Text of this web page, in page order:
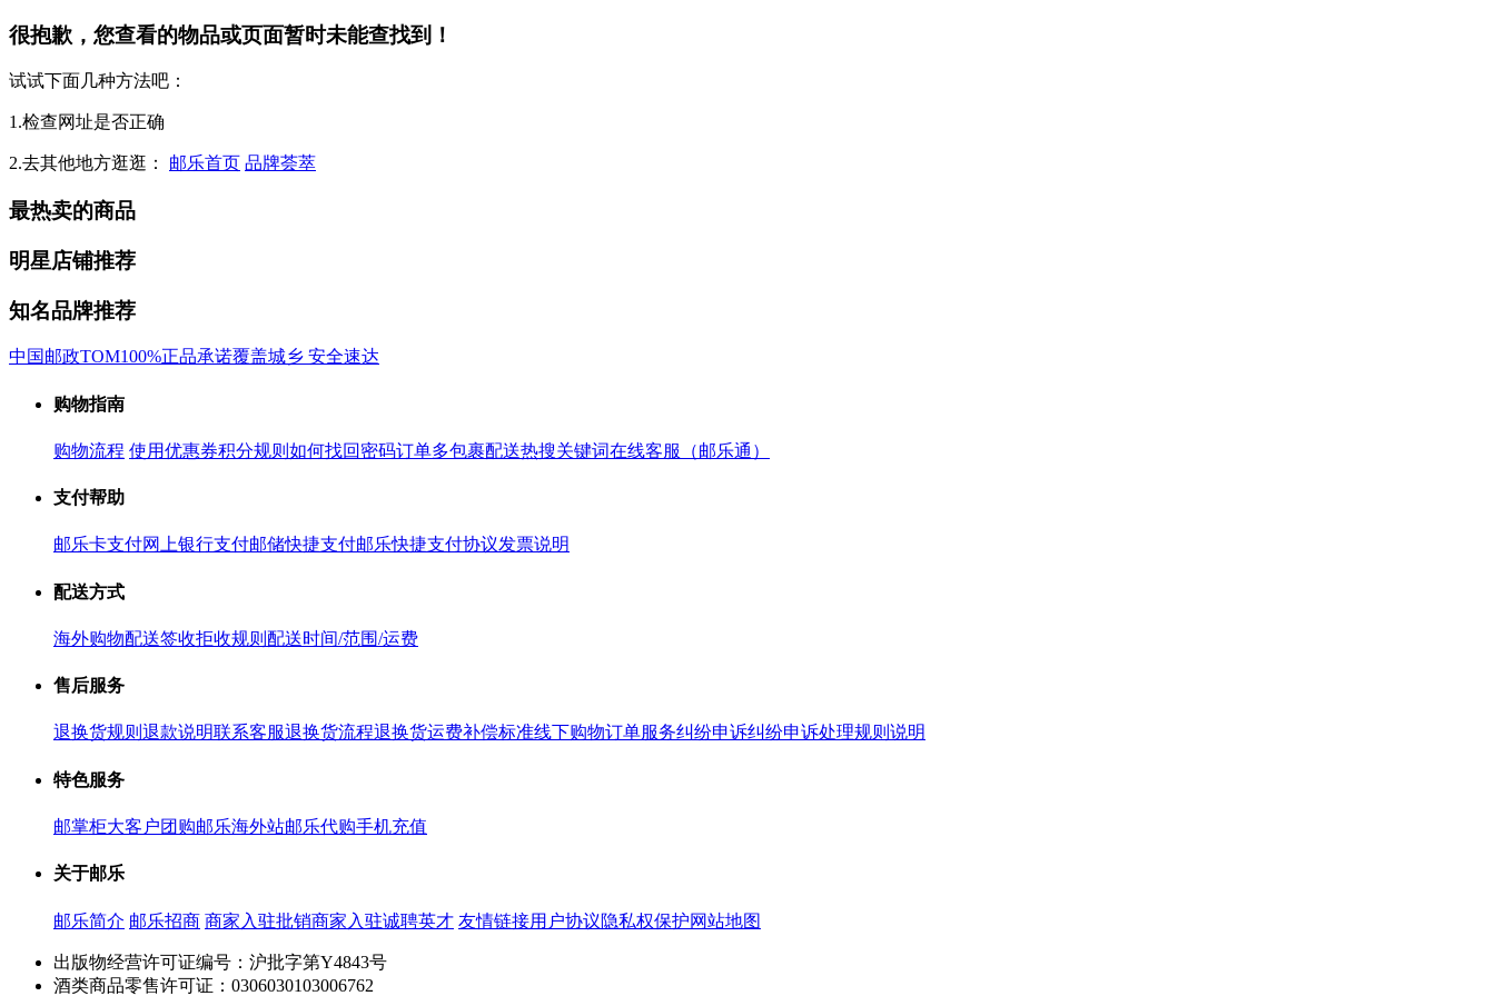
很抱歉，您查看的物品或页面暂时未能查找到！
试试下面几种方法吧：
1.检查网址是否正确
2.去其他地方逛逛： 邮乐首页 品牌荟萃
最热卖的商品
明星店铺推荐
知名品牌推荐
中国邮政TOM100%正品承诺覆盖城乡 安全速达
购物指南
购物流程 使用优惠券积分规则 如何找回密码订单多包裹配送热搜关键词在线客服（邮乐通）
支付帮助
邮乐卡支付网上银行支付邮储快捷支付邮乐快捷支付协议发票说明
配送方式
海外购物配送签收拒收规则 配送时间/范围/运费
售后服务
退换货规则 退款说明联系客服退换货流程退换货运费补偿标准线下购物订单服务纠纷申诉纠纷申诉处理规则说明
特色服务
邮掌柜大客户团购邮乐海外站邮乐代购手机充值
关于邮乐
邮乐简介 邮乐招商 商家入驻批销商家入驻诚聘英才 友情链接用户协议隐私权保护网站地图
出版物经营许可证编号：沪批字第Y4843号
酒类商品零售许可证：0306030103006762